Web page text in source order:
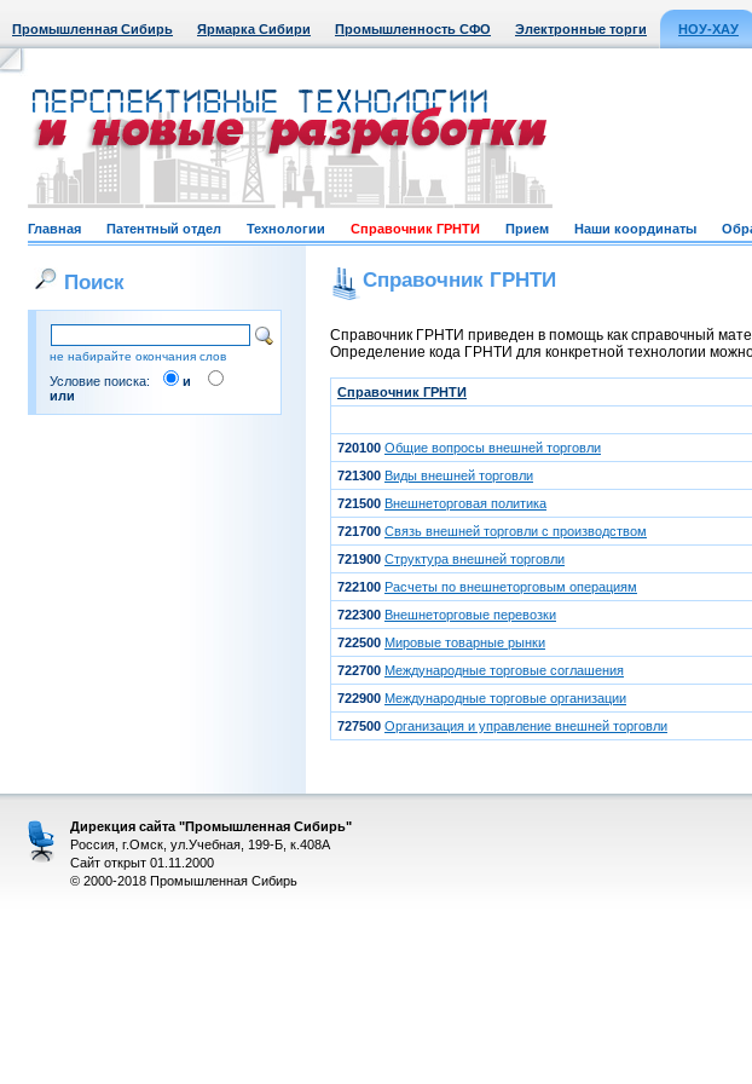
Промышленная Сибирь Ярмарка Сибири Промышленность СФО Электронные торги НОУ-ХАУ
Главная Патентный отдел Технологии Справочник ГРНТИ Прием Наши координаты
Поиск
не набирайте окончания слов
Условие поиска:
и
или
Справочник ГРНТИ
Справочник ГРНТИ приведен в помощь как справочный
Определение кода ГРНТИ для конкретной технологии
Справочник ГРНТИ
720100 Общие вопросы внешней торговли
721300 Виды внешней торговли
721500 Внешнеторговая политика
721700 Связь внешней торговли с производством
721900 Структура внешней торговли
722100 Расчеты по внешнеторговым операциям
722300 Внешнеторговые перевозки
722500 Мировые товарные рынки
722700 Международные торговые соглашения
722900 Международные торговые организации
727500 Организация и управление внешней торговли
Дирекция сайта "Промышленная Сибирь"
Россия, г.Омск, ул.Учебная, 199-Б, к.408А
Сайт открыт 01.11.2000
© 2000-2018 Промышленная Сибирь